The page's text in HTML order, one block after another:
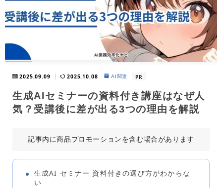
2025.09.09 2025.10.08 AI関連 PR
生成AIセミナーの資料付き講座はなぜ人
気？受講後に差が出る3つの理由を解説
記事内に商品プロモーションを含む場合があります
生成AI セミナー 資料付きの選び方がわからな
い